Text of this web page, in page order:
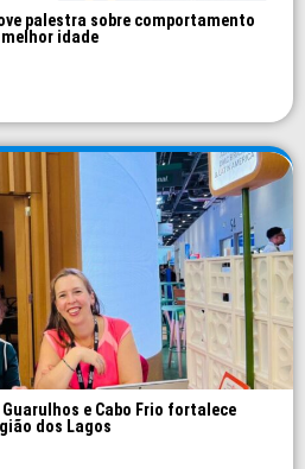
palestra sobre comportamento
idade
e Cabo Frio fortalece
dos Lagos